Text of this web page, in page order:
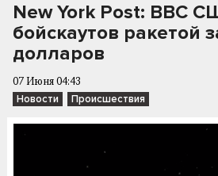
New York Post: ВВС
бойскаутов ракетой
долларов
07 Июня 04:43
Новости Происшествия